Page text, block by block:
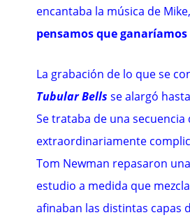
encantaba la música de
pensamos que
La grabación de lo que se
Tubular Bells se alargó
Se trataba de una secuencia
extraordinariamente
Tom Newman repasaron
estudio a medida que
afinaban las distintas capas